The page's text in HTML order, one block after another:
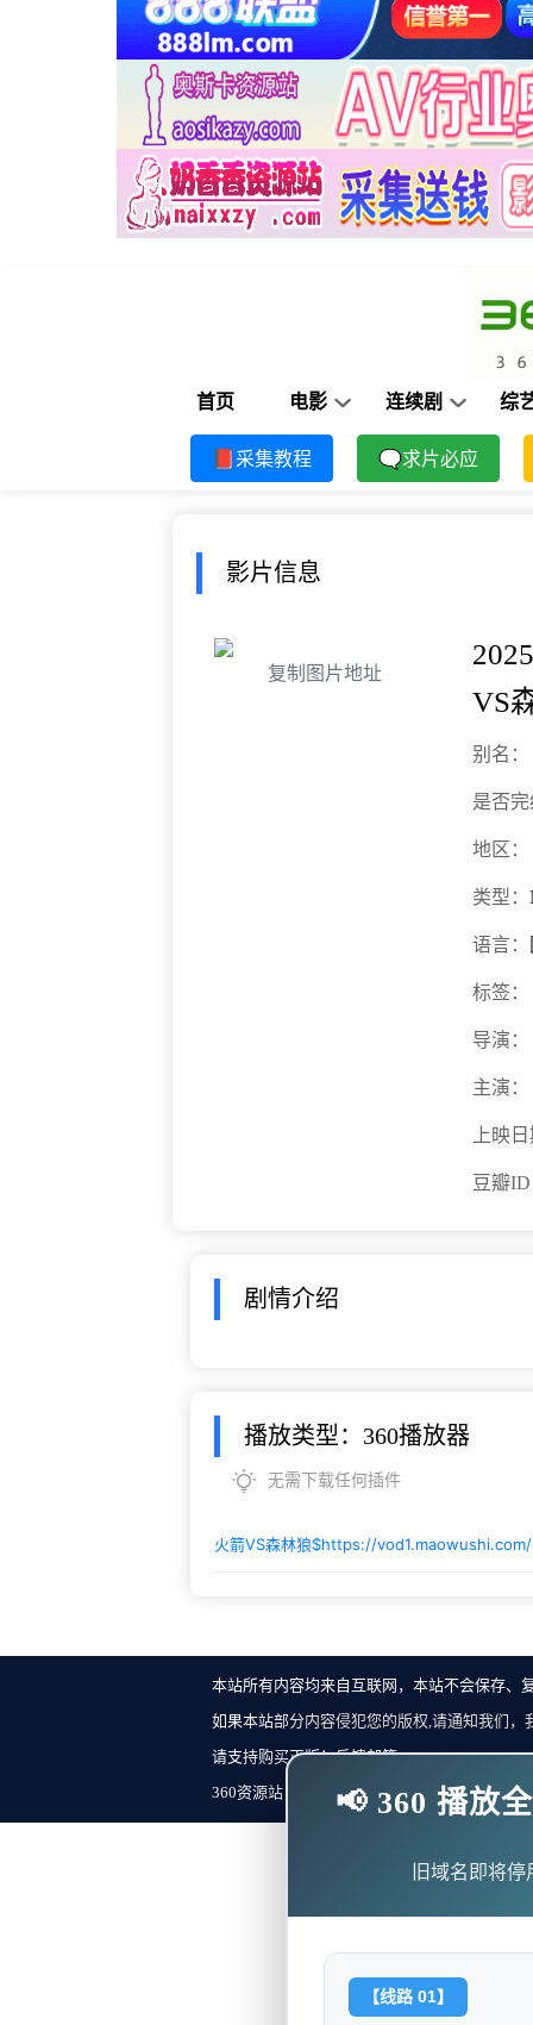
首页 电影 连续剧 综
📕采集教程 🗨求片必应
影片信息
复制图片地址
VS
别名：
是否
地区：
类型：
语言：
标签：
导演：
主演：
上映
豆瓣
剧情介绍
播放类型：360播放器
无需下载任何插件
火箭VS森林狼$https://
本站所有内容均来自互联网，本站不会保存、
如果本站部分内容侵犯您的版权,请通知我们
请支持购买正版！反馈邮箱：
360资源站 Copyright ©2018-2023 All Rights
📢 360 播放
旧域名即将
【线路 01】